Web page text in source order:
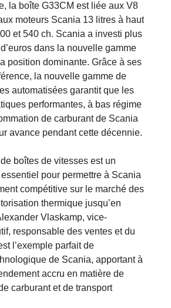
la boîte G33CM est liée aux V8
moteurs Scania 13 litres à haut
et 540 ch. Scania a investi plus
dans la nouvelle gamme
position dominante. Grâce à ses
la nouvelle gamme de
automatisées garantit que les
performantes, à bas régime
de carburant de Scania
avance pendant cette décennie.
boîtes de vitesses est un
pour permettre à Scania
compétitive sur le marché des
thermique jusqu’en
Vlaskamp, vice-
responsable des ventes et du
l’exemple parfait de
de Scania, apportant à
accru en matière de
carburant et de transport